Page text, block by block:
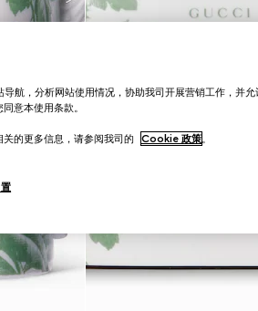
航，分析网站使用情况，协助我司开展营销工作，并
意本使用条款。
的更多信息，请参阅我司的 Cookie 政策。